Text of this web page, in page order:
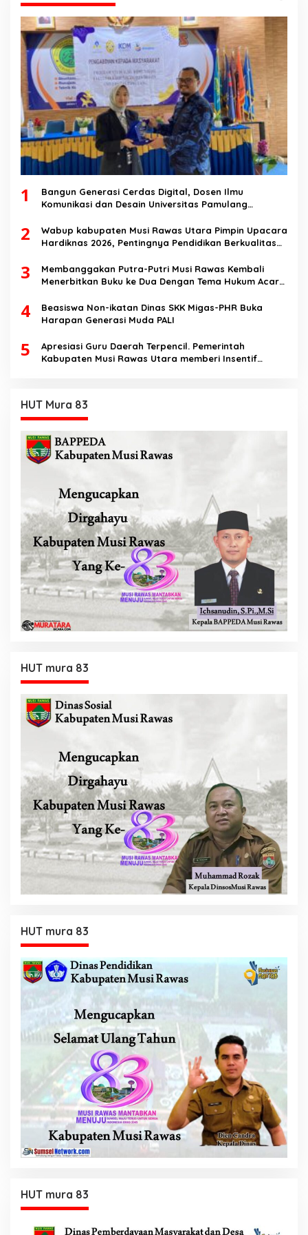
1
Bangun Generasi Cerdas Digital, Dosen Ilmu
Komunikasi dan Desain Universitas Pamulang
Speech di SMK Ikhlas Jawilan
2
Wabup kabupaten Musi Rawas Utara Pimpin Upacara
Hardiknas 2026, Pentingnya Pendidikan Berkualitas
3
Membanggakan Putra-Putri Musi Rawas Kembali
Menerbitkan Buku ke Dua Dengan Tema Hukum Acara
4
Beasiswa Non-ikatan Dinas SKK Migas-PHR Buka
Harapan Generasi Muda PALI
5
Apresiasi Guru Daerah Terpencil. Pemerintah
Kabupaten Musi Rawas Utara memberi Insentif
HUT Mura 83
HUT mura 83
HUT mura 83
HUT mura 83